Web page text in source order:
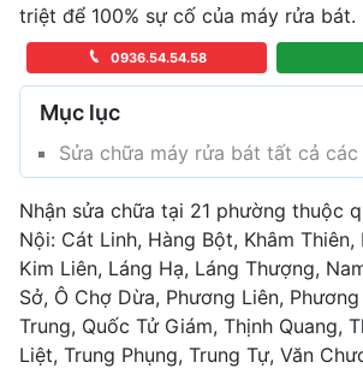
triệt để 100% sự cố của máy rửa bát.
0936.54.54.58
Mục lục
Sửa chữa máy rửa bát tất cả các
Nhận sửa chữa tại 21 phường thuộc
Nội: Cát Linh, Hàng Bột, Khâm
Kim Liên, Láng Hạ, Láng Thượng,
Sở, Ô Chợ Dừa, Phương Liên,
Trung, Quốc Tử Giám, Thịnh Quang,
Liệt, Trung Phụng, Trung Tự, Văn